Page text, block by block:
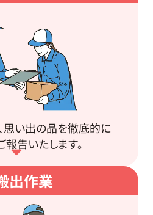
思い出の品を徹底的に
報告いたします。
出作業